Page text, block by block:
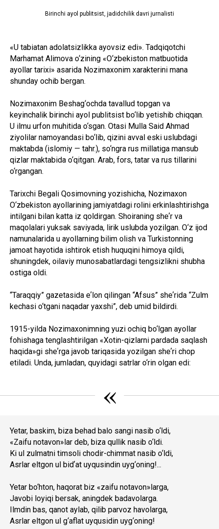
Birinchi ayol publitsist, jadidchilik davri jurnalisti
«U tabiatan adolatsizlikka ayovsiz edi». Tadqiqotchi
Marhamat Alimova o‘zining «O‘zbekiston matbuotida
ayollar tarixi» asarida Nozimaxonim xarakterini mana
shunday ochib bergan.
Nozimaxonim Beshag‘ochda tavallud topgan va
keyinchalik birinchi ayol publitsist bo‘lib yetishib chiqqan.
U ilmu urfon muhitida o‘sgan. Otasi Mulla Said Ahmad
ziyolilar namoyandasi bo‘lib, qizini avval eski uslubdagi
maktabda (islomiy — tahr.), so‘ngra rus millatiga mansub
qizlar maktabida o‘qitgan. Arab, fors, tatar va rus tillarini
o‘rgangan.
Tarixchi Begali Qosimovning yozishicha, Nozimaxon
O‘zbekiston ayollarining jamiyatdagi rolini erkinlashtirishga
intilgani bilan katta iz qoldirgan. Shoiraning sheʼr va
maqolalari yuksak saviyada, lirik uslubda yozilgan. O‘z ijod
namunalarida u ayollarning bilim olish va Turkistonning
jamoat hayotida ishtirok etish huquqini himoya qildi,
shuningdek, oilaviy munosabatlardagi tengsizlikni shubha
ostiga oldi.
“Taraqqiy” gazetasida eʼlon qilingan “Afsus” sheʼrida “Zulm
kechasi o‘tgani naqadar yaxshi”, deb umid bildirdi.
1915-yilda Nozimaxonimning yuzi ochiq bo‘lgan ayollar
fohishaga tenglashtirilgan «Xotin-qizlarni pardada saqlash
haqida»gi sheʼrga javob tariqasida yozilgan sheʼri chop
etiladi. Unda, jumladan, quyidagi satrlar o‘rin olgan edi:
«
Yetar, baskim, biza behad balo sangi nasib o‘ldi,
«Zaifu notavon»lar deb, biza qullik nasib o‘ldi.
Ki ul zulmatni timsoli chodir-chimmat nasib o‘ldi,
Asrlar eltgon ul bidʼat uyqusindin uyg‘oning!...
Yetar bo‘hton, haqorat biz «zaifu notavon»larga,
Javobi loyiqi bersak, aningdek badavolarga.
Ilmdin bas, qanot aylab, qilib parvoz havolarga,
Asrlar eltgon ul g‘aflat uyqusidin uyg‘oning!